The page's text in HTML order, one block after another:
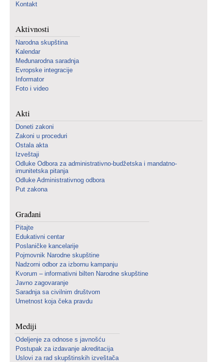
Kontakt
Aktivnosti
Narodna skupština
Kalendar
Međunarodna saradnja
Evropske integracije
Informator
Foto i video
Akti
Doneti zakoni
Zakoni u proceduri
Ostala akta
Izveštaji
Odluke Odbora za administrativno-budžetska i mandatno-
imunitetska pitanja
Odluke Administrativnog odbora
Put zakona
Građani
Pitajte
Edukativni centar
Poslaničke kancelarije
Pojmovnik Narodne skupštine
Nadzorni odbor za izbornu kampanju
Kvorum – informativni bilten Narodne skupštine
Javno zagovaranje
Saradnja sa civilnim društvom
Umetnost koja čeka pravdu
Mediji
Odeljenje za odnose s javnošću
Postupak za izdavanje akreditacija
Uslovi za rad skupštinskih izveštača